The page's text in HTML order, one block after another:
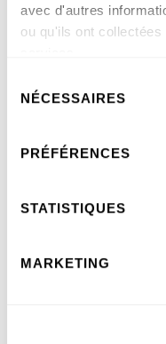
avec d'autres
ou qu'ils ont
NÉCESSAIRES
PRÉFÉRENCES
STATISTIQUES
MARKETING